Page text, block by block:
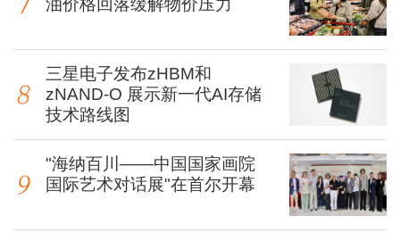
油价格回落缓解物价压力
三星电子发布zHBM和
zNAND-O 展示新一代AI存储
技术路线图
"海纳百川——中国国家画院
国际艺术对话展"在首尔开幕